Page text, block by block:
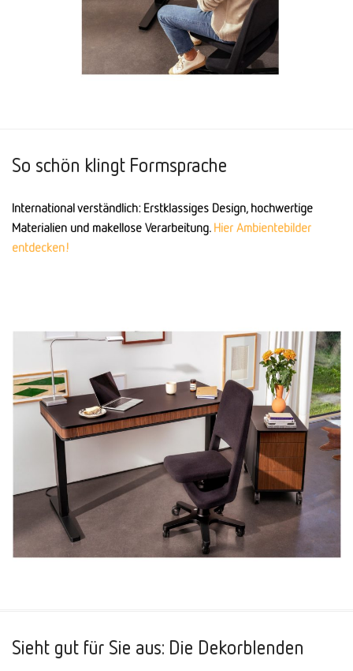
So schön klingt Formsprache
International verständlich: Erstklassiges Design, hochwertige
Materialien und makellose Verarbeitung. Hier Ambientebilder
entdecken!
Sieht gut für Sie aus: Die Dekorblenden